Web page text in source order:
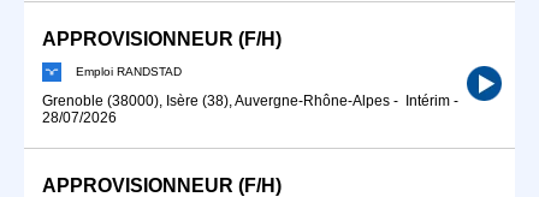
APPROVISIONNEUR (F/H)
Emploi RANDSTAD
Grenoble (38000), Isère (38), Auvergne-Rhône-Alpes - Intérim -
28/07/2026
APPROVISIONNEUR (F/H)